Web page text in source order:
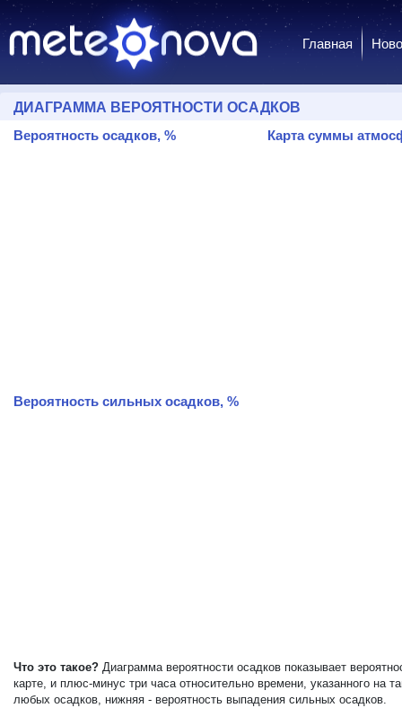
Главная
ДИАГРАММА ВЕРОЯТНОСТИ ОСАДКОВ
Вероятность осадков, %
Вероятность сильных осадков, %
Карта суммы
Что это такое? Диаграмма вероятности осадков показывает
карте, и плюс-минус три часа относительно времени, указанного
любых осадков, нижняя - вероятность выпадения сильных осадков.